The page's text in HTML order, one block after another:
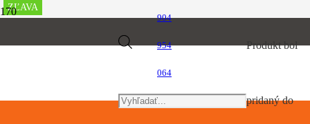
904
954
064
Products
search
Produktbol
pridaný do
Vyžínače a krovinorezy
STIHL FS 50
ZĽAVA
ZĽAVA
ZĽAVA
ZĽAVA
ZĽAVA
ZĽAVA
ZĽAVA